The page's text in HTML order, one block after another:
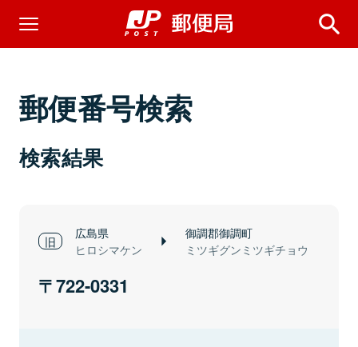
郵便番号検索
検索結果
広島県
ヒロシマケン
御調郡御調町
ミツギグンミツギチョウ
722-0331